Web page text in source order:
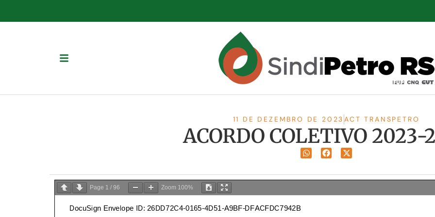
11 DE DEZEMBRO DE 2023 ACT TRANSPETRO
ACORDO COLETIVO 2023-
Page 1 / 96 Zoom 100%